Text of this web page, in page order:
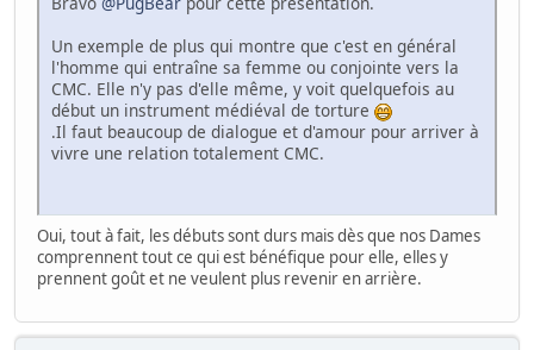
Un exemple de plus qui montre que c'est en général
l'homme qui entraîne sa femme ou conjointe vers la
CMC. Elle n'y pas d'elle même, y voit quelquefois au
début un instrument médiéval de torture
.Il faut beaucoup de dialogue et d'amour pour arriver à
vivre une relation totalement CMC.
Oui, tout à fait, les débuts sont durs mais dès que nos Dames
comprennent tout ce qui est bénéfique pour elle, elles y
prennent goût et ne veulent plus revenir en arrière.